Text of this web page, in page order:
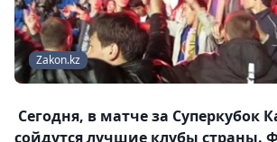
Zakon.kz
Сегодня, в матче за Суперкубок
сойдутся лучшие клубы страны.